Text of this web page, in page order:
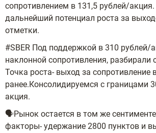
сопротивлением в 131,5 рублей/акция.
дальнейший потенциал роста за
отметки.
#SBER Под поддержкой в 310 рублей/
наклонной сопротивления, разбирали
Точка роста- выход за сопротивление
ранее.Консолидируемся с границами
акция.
🗣Рынок остается в том же
факторы- удержание 2800 пунктов и